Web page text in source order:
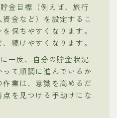
金目標（例えば、旅行
金など）を設定するこ
保ちやすくなります。
続けやすくなります。
一度、自分の貯金状況
て順調に進んでいるか
業は、意識を高めるだ
を見つける手助けにな